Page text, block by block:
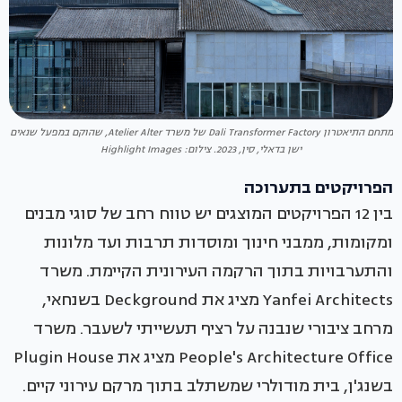
מתחם התיאטרון Dali Transformer Factory של משרד Atelier Alter, שהוקם במפעל שנאים
ישן בדאלי, סין, 2023. צילום: Highlight Images
הפרויקטים בתערוכה
בין 12 הפרויקטים המוצגים יש טווח רחב של סוגי מבנים
ומקומות, ממבני חינוך ומוסדות תרבות ועד מלונות
והתערבויות בתוך הרקמה העירונית הקיימת. משרד
Yanfei Architects מציג את Deckground בשנחאי,
מרחב ציבורי שנבנה על רציף תעשייתי לשעבר. משרד
People's Architecture Office מציג את Plugin House
בשנג'ן, בית מודולרי שמשתלב בתוך מרקם עירוני קיים.